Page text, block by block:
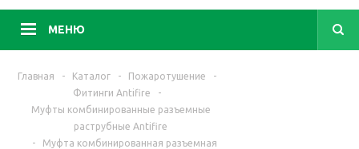
МЕНЮ
Главная - Каталог - Пожаротушение
-
Фитинги Antifire
-
Муфты комбинированные разъемные
раструбные Antifire
-
Муфта комбинированная разъемная